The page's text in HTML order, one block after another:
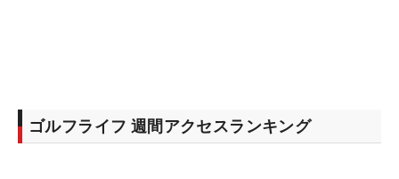
ゴルフライフ 週間アクセスランキング